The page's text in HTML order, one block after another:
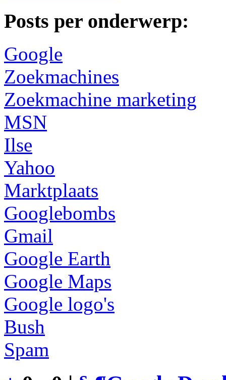
Posts per onderwerp:
Google
Zoekmachines
Zoekmachine marketing
MSN
Ilse
Yahoo
Marktplaats
Googlebombs
Gmail
Google Earth
Google Maps
Google logo's
Bush
Spam